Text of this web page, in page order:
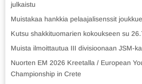
julkaistu
Muistakaa hankkia pelaajalisenssit
Kutsu shakkituomarien kokoukseen su
Muista ilmoittautua III divisioonaan JSM-
Nuorten EM 2026 Kreetalla / European
Championship in Crete